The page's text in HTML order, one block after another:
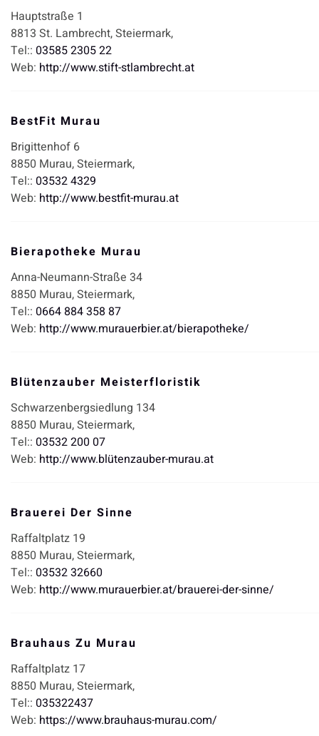
Hauptstraße 1
8813 St. Lambrecht,Steiermark,
Tel:: 03585 2305 22
Web: http://www.stift-stlambrecht.at
BestFit Murau
Brigittenhof 6
8850 Murau,Steiermark,
Tel:: 03532 4329
Web: http://www.bestfit-murau.at
Bierapotheke Murau
Anna-Neumann-Straße 34
8850 Murau,Steiermark,
Tel:: 0664 884 358 87
Web: http://www.murauerbier.at/bierapotheke/
Blütenzauber Meisterfloristik
Schwarzenbergsiedlung 134
8850 Murau,Steiermark,
Tel:: 03532 200 07
Web: http://www.blütenzauber-murau.at
Brauerei Der Sinne
Raffaltplatz 19
8850 Murau,Steiermark,
Tel:: 03532 32660
Web: http://www.murauerbier.at/brauerei-der-sinne/
Brauhaus Zu Murau
Raffaltplatz 17
8850 Murau,Steiermark,
Tel:: 035322437
Web: https://www.brauhaus-murau.com/